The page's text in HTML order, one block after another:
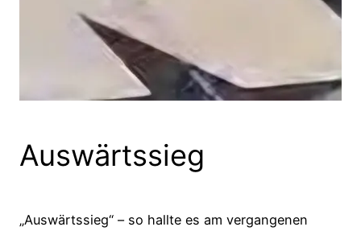
Auswärtssieg
„Auswärtssieg“ – so hallte es am vergangenen